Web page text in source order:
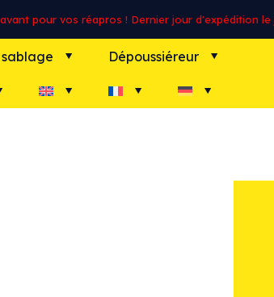
pour vos réapros ! Dernier jour d'expédition le
Dépoussiéreur